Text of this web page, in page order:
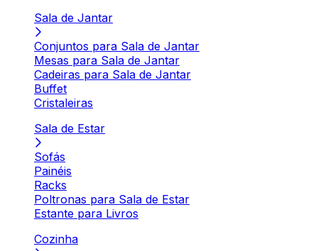
Sala de Jantar
Conjuntos para Sala de Jantar
Mesas para Sala de Jantar
Cadeiras para Sala de Jantar
Buffet
Cristaleiras
Sala de Estar
Sofás
Painéis
Racks
Poltronas para Sala de Estar
Estante para Livros
Cozinha